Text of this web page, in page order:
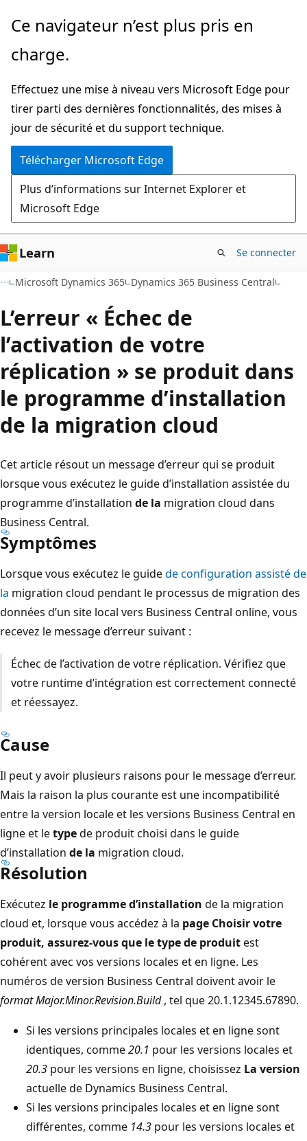
Passer
directement
au
principal
Ce navigateur n’est plus pris en
charge.
Effectuez une mise à niveau vers Microsoft Edge pour
tirer parti des dernières fonctionnalités, des mises à
jour de sécurité et du support technique.
Télécharger Microsoft Edge
Plus d’informations sur Internet Explorer et
Microsoft Edge
Learn Se connecter
Microsoft Dynamics 365 Dynamics 365 Business Central
L’erreur « Échec de
l’activation de votre
réplication » se produit dans
le programme d’installation
de la migration cloud
Cet article résout un message d’erreur qui se produit
lorsque vous exécutez le guide d’installation assistée du
programme d’installation de la migration cloud dans
Business Central.
Symptômes
Lorsque vous exécutez le guidede configuration assisté de
la migration cloud pendant le processus de migration des
données d’un site local vers Business Central online, vous
recevez le message d’erreur suivant :
Échec de l’activation de votre réplication. Vérifiez que
votre runtime d’intégration est correctement connecté
et réessayez.
Cause
Il peut y avoir plusieurs raisons pour le message d’erreur.
Mais la raison la plus courante est une incompatibilité
entre la version locale et les versions Business Central en
ligne et letypede produit choisi dans le guide
d’installation de la migration cloud.
Résolution
Exécutez le programme d’installation de la migration
cloud et, lorsque vous accédez à la page Choisir votre
produit, assurez-vous que letypede produitest
cohérent avec vos versions locales et en ligne. Les
numéros de version Business Central doivent avoir le
format Major.Minor.Revision.Build, tel que 20.1.12345.67890.
Si les versions principales locales et en ligne sont
identiques, comme20.1 pour les versions locales et
20.3 pour les versions en ligne, choisissez La version
actuelle de Dynamics Business Central.
Si les versions principales locales et en ligne sont
différentes, comme 14.3 pour les versions locales et